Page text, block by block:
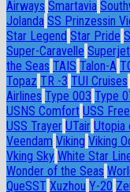
Airways Smartavia
Jolanda SS Prinzessin
Star Legend Star Pride
Super-Caravelle
the Seas TAIS Talon-A
Topaz TR -3 TUI Cruises
Airlines Type 003 Type
USNS Comfort USS
USS Trayer UTair Utopia
Veendam Viking Viking
Vking Sky White Star
Wonder of the Seas
QueSST Xuzhou Y-20